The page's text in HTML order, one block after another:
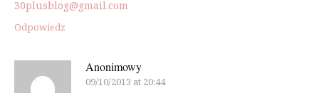
30plusblog@gmail.com
Odpowiedz
Anonimowy
09/10/2013 at 20:44